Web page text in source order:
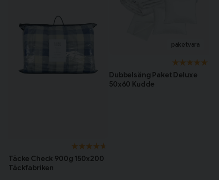
Täcke Check 900g 150x200
Täckfabriken
Dubbelsäng Paket Deluxe
50x60 Kudde